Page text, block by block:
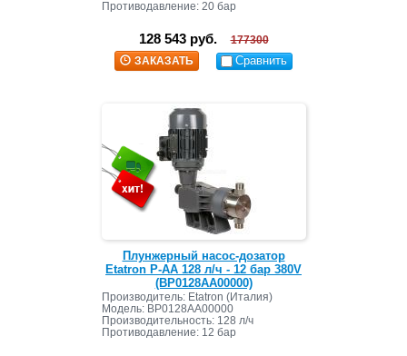
Противодавление: 20 бар
128 543 руб.
177300
ЗАКАЗАТЬ
Сравнить
Плунжерный насос-дозатор
Etatron P-AA 128 л/ч - 12 бар 380V
(BP0128AA00000)
Производитель: Etatron (Италия)
Модель: BP0128AA00000
Производительность: 128 л/ч
Противодавление: 12 бар